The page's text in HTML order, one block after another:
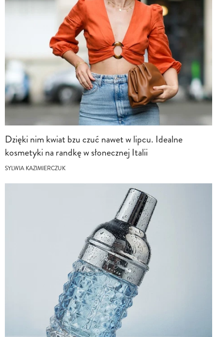
Dzięki nim kwiat bzu czuć nawet w lipcu. Idealne
kosmetyki na randkę w słonecznej Italii
SYLWIA KAZIMIERCZUK